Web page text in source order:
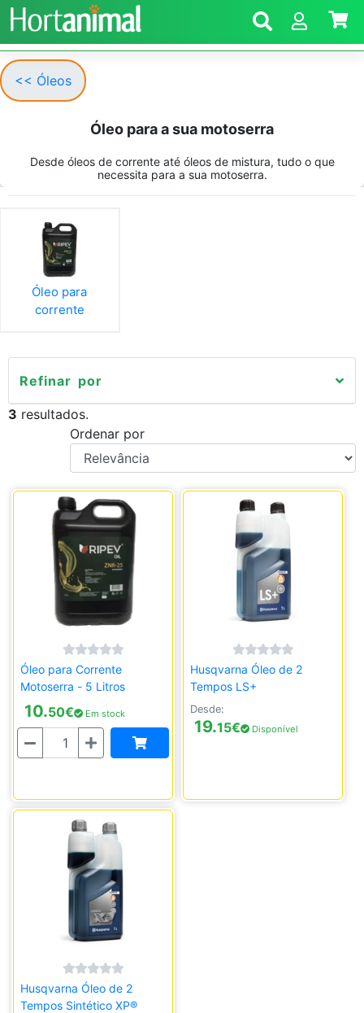
<< Óleos
Óleo para a sua motoserra
Desde óleos de corrente até óleos de mistura, tudo o que
necessita para a sua motoserra.
Óleo para
corrente
Refinar por
3 resultados.
Ordenar por
Óleo para Corrente
Motoserra - 5 Litros
10.50€ Em stock
Quantidade
Husqvarna Óleo de 2
Tempos LS+
Desde:
19.15€ Disponível
Husqvarna Óleo de 2
Tempos Sintético XP®